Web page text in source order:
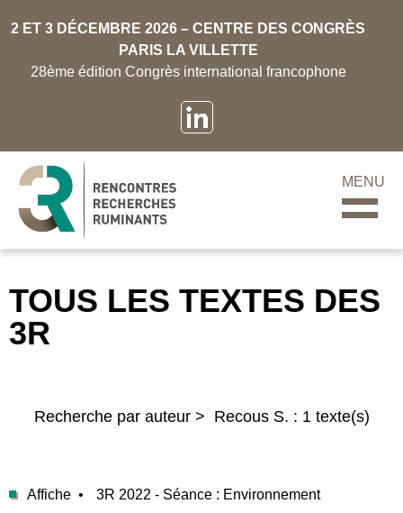
2 ET 3 DÉCEMBRE 2026 – CENTRE DES CONGRÈS
PARIS LA VILLETTE
28ème édition Congrès international francophone
MENU
TOUS LES TEXTES DES
3R
Recherche par auteur > Recous S. : 1 texte(s)
Affiche • 3R 2022 - Séance : Environnement